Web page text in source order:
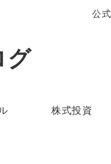
公
グ
株式投資